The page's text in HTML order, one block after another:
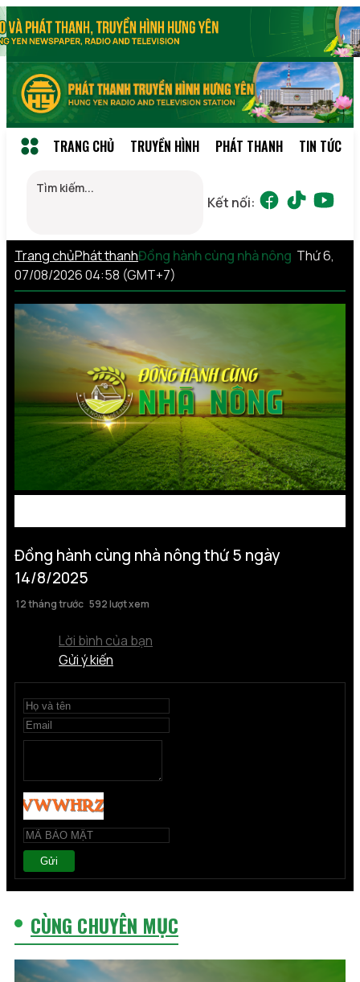
TRANG CHỦ TRUYỀN HÌNH PHÁT THANH TIN TỨC
Kết nối:
Trang chủPhát thanhĐồng hành cùng nhà nông Thứ 6,
07/08/2026 04:58 (GMT+7)
Đồng hành cùng nhà nông thứ 5 ngày
14/8/2025
12 tháng trước 592 lượt xem
Lời bình của bạn
Gửi ý kiến
Gửi
CÙNG CHUYÊN MỤC